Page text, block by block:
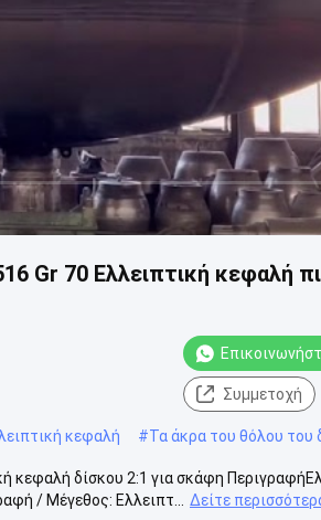
Gr 70 Ελλειπτική κεφαλή
Συμμετοχή
κεφαλή #Τα άκρα του θόλου του
κεφαλή δίσκου 2:1 για σκάφη
/ Μέγεθος: Ελλειπτ...
Δείτε